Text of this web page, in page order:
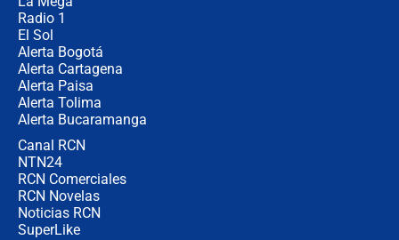
Radio 1
El Sol
Alerta Bogotá
Alerta Cartagena
Alerta Paisa
Alerta Tolima
Alerta Bucaramanga
Canal RCN
NTN24
RCN Comerciales
RCN Novelas
Noticias RCN
SuperLike